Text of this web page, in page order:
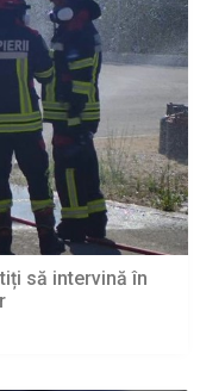
să intervină în